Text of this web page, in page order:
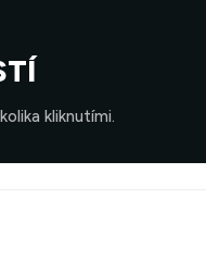
kliknutími.